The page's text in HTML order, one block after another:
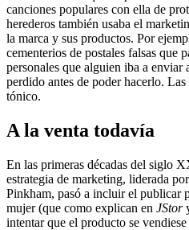
canciones populares con ella de
herederos también usaba el
la marca y sus productos. Por
cementerios de postales falsas que
personales que alguien iba a enviar
perdido antes de poder hacerlo.
tónico.
A la venta todavía
En las primeras décadas del siglo
estrategia de marketing, liderada
Pinkham, pasó a incluir el publicar
mujer (que como explican en JStor
intentar que el producto se vendiese